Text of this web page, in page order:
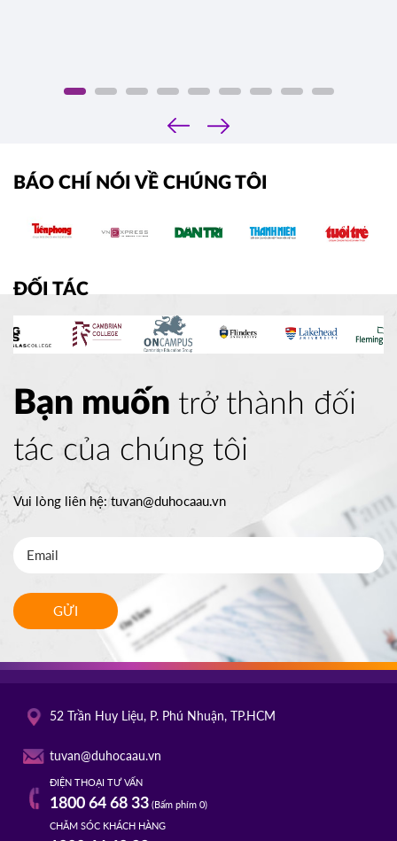
‹
›
BÁO CHÍ NÓI VỀ CHÚNG TÔI
ĐỐI TÁC
Bạn muốn trở thành đối
tác của chúng tôi
Vui lòng liên hệ:tuvan@duhocaau.vn
GỬI
52 Trần Huy Liệu, P. Phú Nhuận, TP.HCM
tuvan@duhocaau.vn
ĐIỆN THOẠI TƯ VẤN
1800 64 68 33(Bấm phím 0)
CHĂM SÓC KHÁCH HÀNG